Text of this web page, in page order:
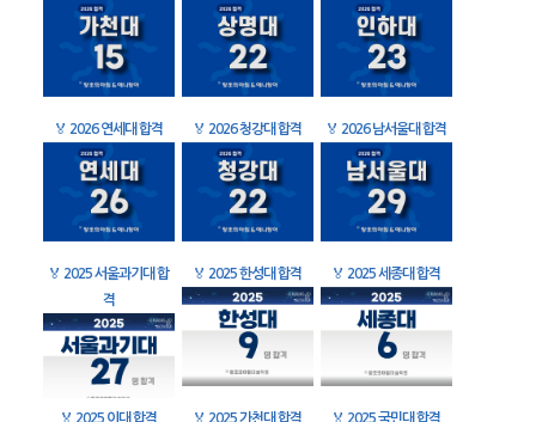
🏅 2026 연세대 합격 🏅 2026 청강대 합격 🏅 2026 남서울대 합격
🏅 2025 서울과기대 합
격
🏅 2025 한성대 합격 🏅 2025 세종대 합격
🏅 2025 이대 합격 🏅 2025 가천대 합격 🏅 2025 국민대 합격